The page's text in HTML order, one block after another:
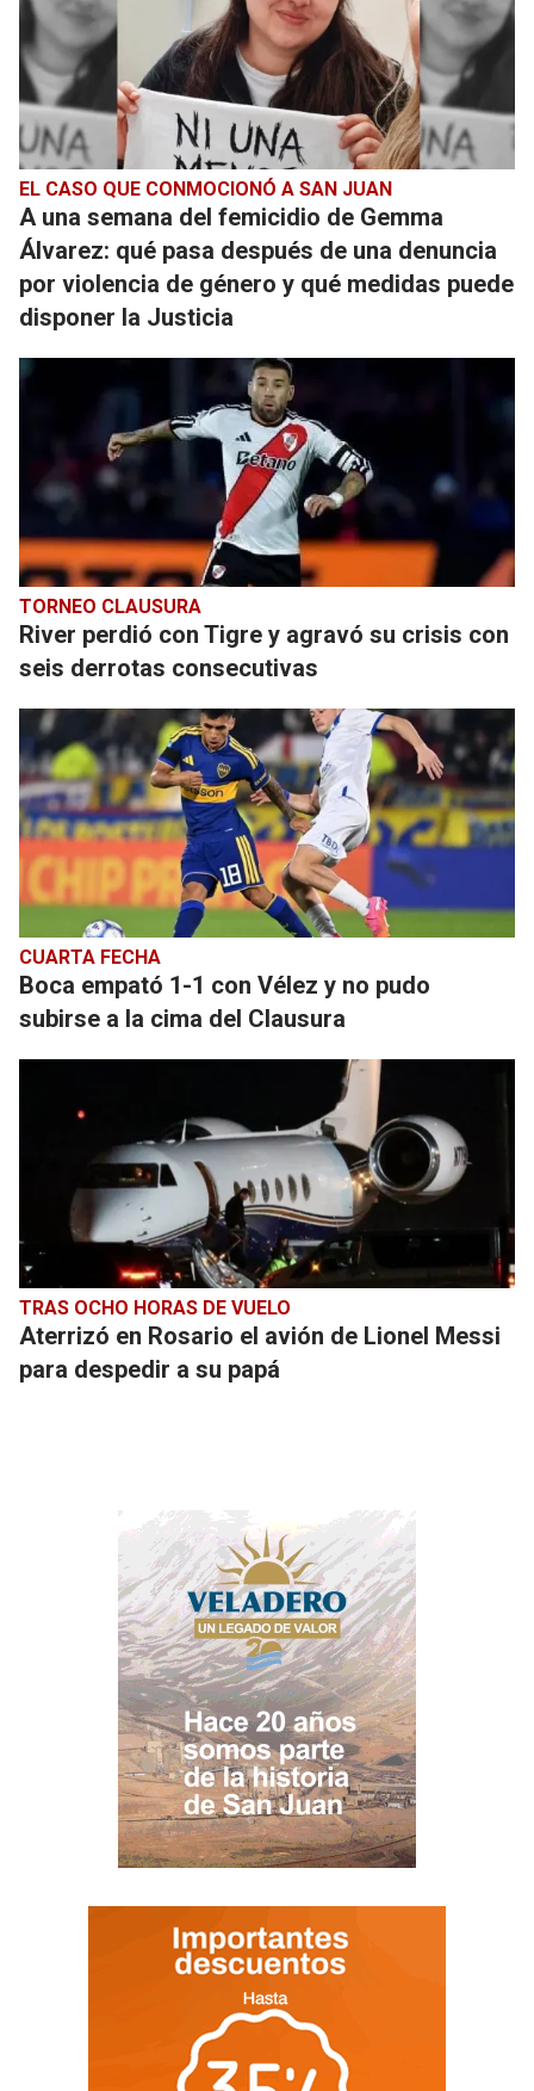
EL CASO QUE CONMOCIONÓ A SAN JUAN
A una semana del femicidio de Gemma
Álvarez: qué pasa después de una denuncia
por violencia de género y qué medidas puede
disponer la Justicia
TORNEO CLAUSURA
River perdió con Tigre y agravó su crisis con
seis derrotas consecutivas
CUARTA FECHA
Boca empató 1-1 con Vélez y no pudo
subirse a la cima del Clausura
TRAS OCHO HORAS DE VUELO
Aterrizó en Rosario el avión de Lionel Messi
para despedir a su papá